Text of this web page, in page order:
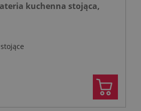
kuchenna stojąca,